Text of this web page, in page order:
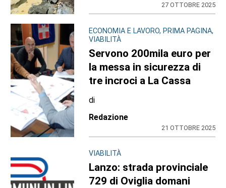
27 OTTOBRE 2025
ECONOMIA E LAVORO, PRIMA PAGINA,
VIABILITÀ
Servono 200mila euro per
la messa in sicurezza di
tre incroci a La Cassa
di
Redazione
21 OTTOBRE 2025
VIABILITÀ
Lanzo: strada provinciale
729 di Oviglia domani